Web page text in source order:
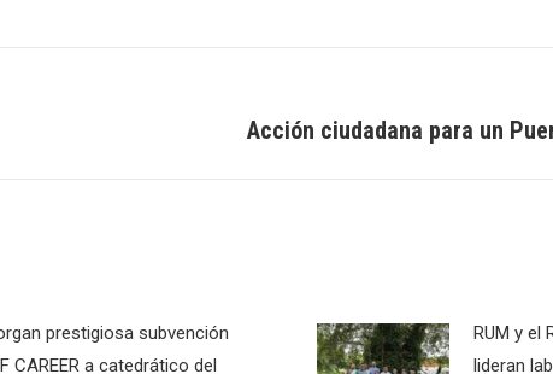
Acción ciudadana para un
prestigiosa subvención
CAREER a catedrático del
RUM y el
lideran